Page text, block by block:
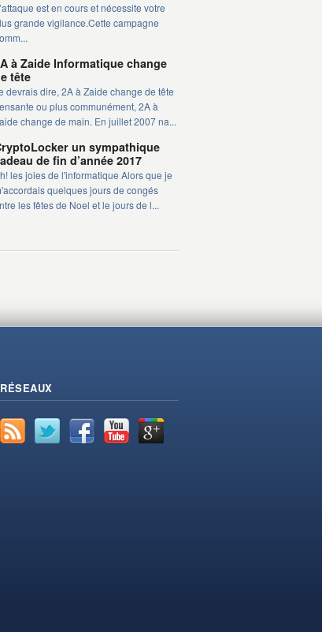
est en cours et nécessite votre
grande vigilance.Cette campagne
à Zaide Informatique change
tête
devrais dire, 2A à Zaide change de tête
ou plus communément, 2A à
change de main. En juillet 2007 na...
un sympathique
de fin d’année 2017
les joies de l'informatique Alors que je
quelques jours de congés
les fêtes de Noel et le jours de l...
RÉSEAUX